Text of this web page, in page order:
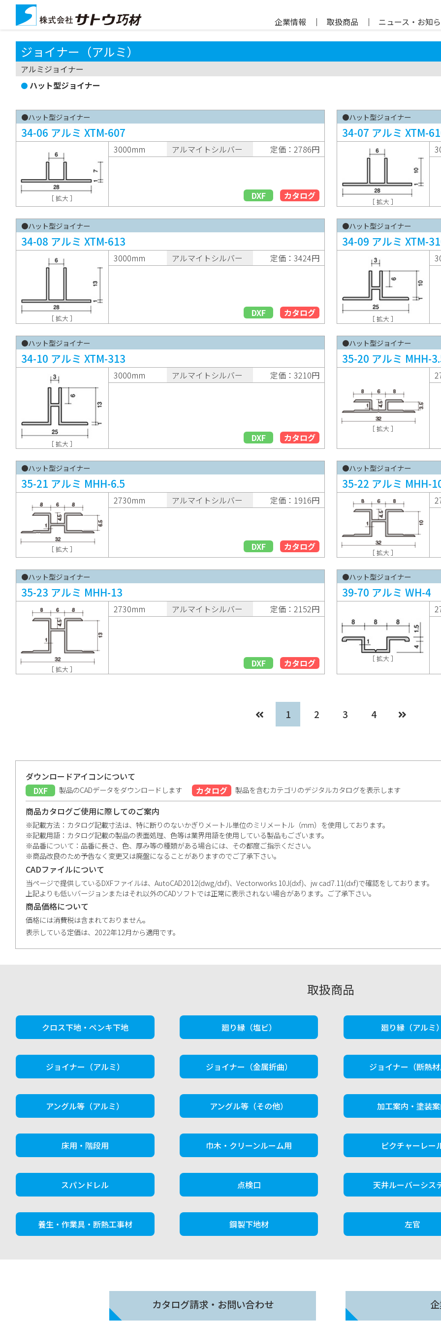
企業情報 ｜ 取扱商品 ｜ ニュース・お知
ジョイナー（アルミ）
アルミジョイナー
ハット型ジョイナー
●ハット型ジョイナー
34-06 アルミ XTM-607
［ 拡大 ］
3000mm アルマイトシルバー 定価：2786円
DXF カタログ
●ハット型ジョイナー
34-07 アルミ XTM-
［ 拡大 ］
●ハット型ジョイナー
34-08 アルミ XTM-613
［ 拡大 ］
3000mm アルマイトシルバー 定価：3424円
DXF カタログ
●ハット型ジョイナー
34-09 アルミ XTM-
［ 拡大 ］
●ハット型ジョイナー
34-10 アルミ XTM-313
［ 拡大 ］
3000mm アルマイトシルバー 定価：3210円
DXF カタログ
●ハット型ジョイナー
35-20 アルミ MHH-
［ 拡大 ］
●ハット型ジョイナー
35-21 アルミ MHH-6.5
［ 拡大 ］
2730mm アルマイトシルバー 定価：1916円
DXF カタログ
●ハット型ジョイナー
35-22 アルミ MHH-
［ 拡大 ］
●ハット型ジョイナー
35-23 アルミ MHH-13
［ 拡大 ］
2730mm アルマイトシルバー 定価：2152円
DXF カタログ
●ハット型ジョイナー
39-70 アルミ WH-4
［ 拡大 ］
1 2 3 4
ダウンロードアイコンについて
DXF
製品のCADデータをダウンロードします カタログ 製品を含むカテゴリのデジタルカタログを表示します
商品カタログご使用に際してのご案内
※記載方法：カタログ記載寸法は、特に断りのないかぎりメートル単位のミリメートル（mm）を使用しております。
※記載用語：カタログ記載の製品の表面処理、色等は業界用語を使用している製品もございます。
※品番について：品番に長さ、色、厚み等の種類がある場合には、その都度ご指示ください。
※商品改良のため予告なく変更又は廃盤になることがありますのでご了承下さい。
CADファイルについて
当ページで提供しているDXFファイルは、AutoCAD2012(dwg/dxf)、Vectorworks 10J(dxf)、jw cad7.11(dxf)で確認をしております。
上記よりも低いバージョンまたはそれ以外のCADソフトでは正常に表示されない場合があります。ご了承下さい。
商品価格について
価格には消費税は含まれておりません。
表示している定価は、2022年12月から適用です。
取扱商品
クロス下地・ペンキ下地 廻り縁（塩ビ） 廻り縁（アルミ）
ジョイナー（アルミ） ジョイナー（金属折曲） ジョイナー（断熱材
アングル等（アルミ） アングル等（その他） 加工案内・塗装
床用・階段用 巾木・クリーンルーム用 ピクチャーレー
スパンドレル 点検口 天井ルーバーシス
養生・作業具・断熱工事材 鋼製下地材 左官
カタログ請求・お問い合わせ